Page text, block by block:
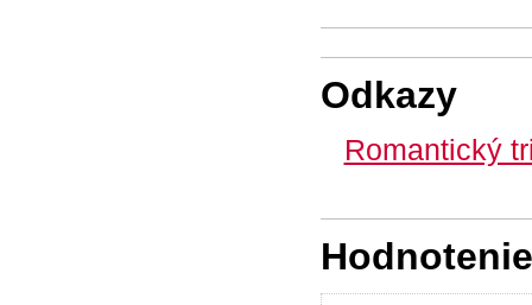
Odkazy
Romantický